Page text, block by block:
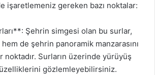
işaretlemeniz gereken bazı noktalar:
Şehrin simgesi olan bu surlar,
de şehrin panoramik manzarasını
Surların üzerinde yürüyüş
gözlemleyebilirsiniz.